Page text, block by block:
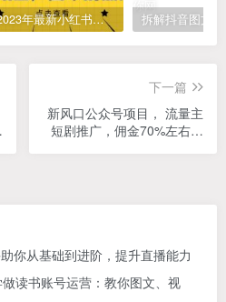
2023年最新小红书成人电商项目，简单易操作【详细教程】
下一篇
新风口公众号项目， 流量主
短剧推广，佣金70%左右，
你从基础到进阶，提升直播能力
读书账号运营：教你图文、视